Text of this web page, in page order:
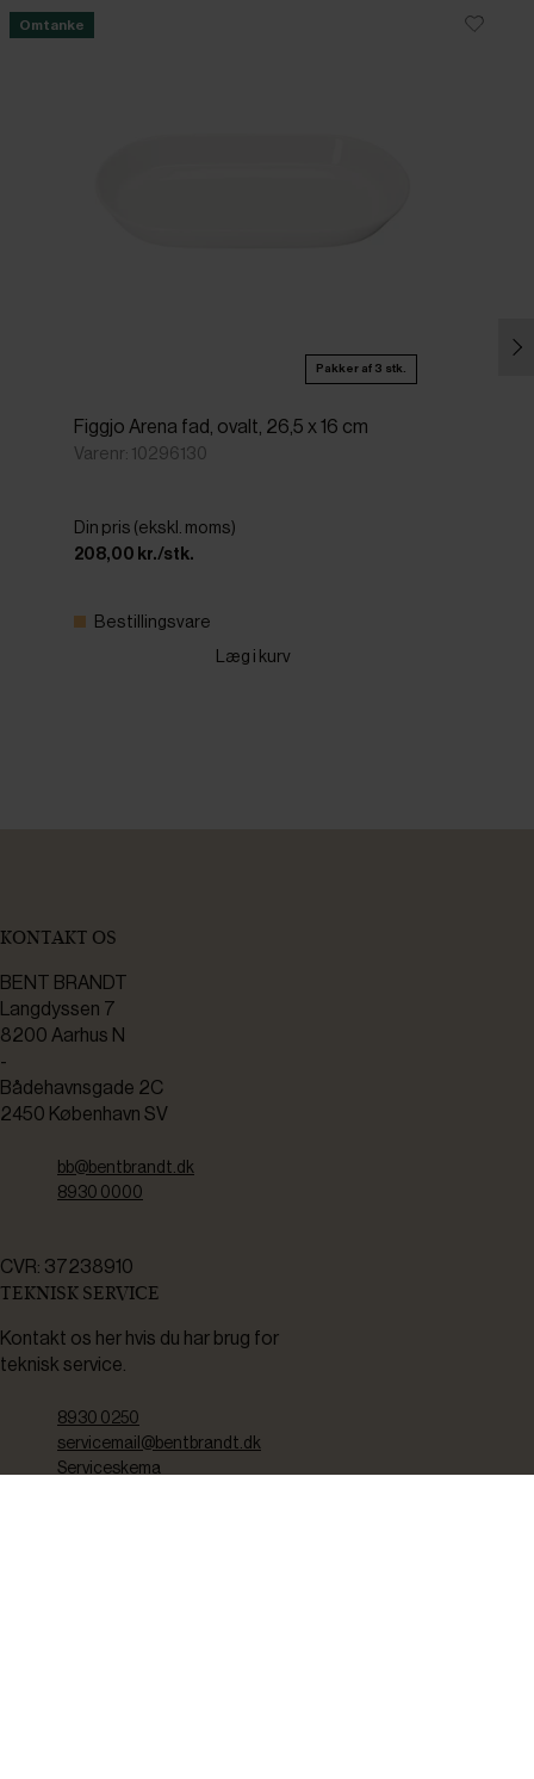
Omtanke
Pakker af 3 stk.
Figgjo Arena fad, ovalt, 26,5 x 16 cm
Varenr: 10296130
Din pris (ekskl. moms)
208,00 kr./stk.
Bestillingsvare
Læg i kurv
KONTAKT OS
BENT BRANDT
Langdyssen 7
8200 Aarhus N
-
Bådehavnsgade 2C
2450 København SV
bb@bentbrandt.dk
8930 0000
CVR: 37238910
TEKNISK SERVICE
Kontakt os her hvis du har brug for
teknisk service.
8930 0250
servicemail@bentbrandt.dk
Serviceskema